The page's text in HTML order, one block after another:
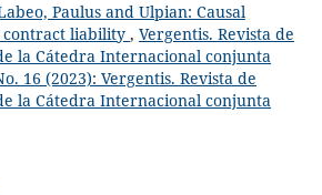
Paulus and Ulpian: Causal
contract liability , Vergentis. Revista de
la Cátedra Internacional conjunta
16 (2023): Vergentis. Revista de
la Cátedra Internacional conjunta